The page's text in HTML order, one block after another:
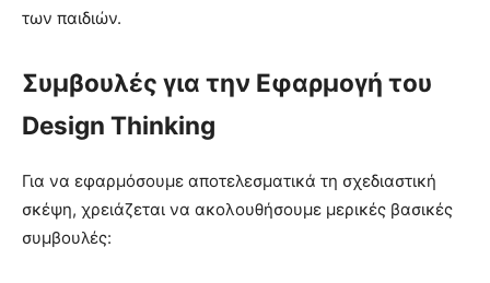
των παιδιών.
Συμβουλές για την Εφαρμογή του
Design Thinking
Για να εφαρμόσουμε αποτελεσματικά τη σχεδιαστική
σκέψη, χρειάζεται να ακολουθήσουμε μερικές βασικές
συμβουλές: